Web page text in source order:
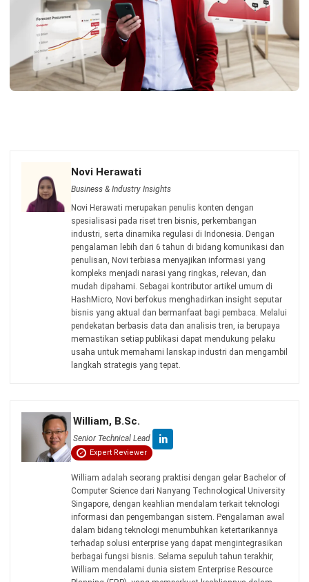
terhadap solusi enterprise yang dapat mengintegrasikan
berbagai fungsi bisnis. Selama sepuluh tahun terakhir,
William mendalami dunia sistem Enterprise Resource
Planning (ERP), yang memperkuat keahliannya dalam
arsitektur sistem, implementasi solusi bisnis terintegrasi,
serta optimalisasi proses operasional melalui teknologi.
untuk memastikan konten yang akurat dan relevan.
Pelajari lebih lanjut tentang cara kami menjaga
ketepatan, kelengkapan, dan objektivitas konten dengan
membacaPanduan Editorial kami.
KonsultasiGratis dan Dapatkan Solusi
yang Tepat